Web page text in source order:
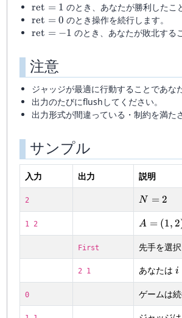
\mathrm{ret}
= 1
ret = 1 のとき、あなたが勝利したこ
\mathrm{ret}
= 0
ret = 0 のとき操作を続行します。
\mathrm{ret}
ret = −1 のとき、あなたが敗北する
注意
ジャッジが最適に行動することであ
出力のたびにflushしてください。
出力形式が間違っている・制約を満
サンプル
入力 出力 説明
2 N=2
N = 2
1 2
A=
(1,2)
A = (1, 2
First 先手を選
2 1 あなたは i
0 ゲームは